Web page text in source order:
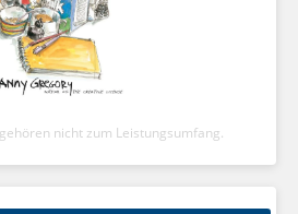
nicht zum Leistungsumfang.